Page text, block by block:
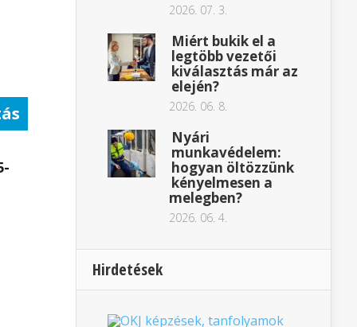
2026. 07. 3.
Miért bukik el a
legtöbb vezetői
kiválasztás már az
elején?
2026. 06. 8.
Nyári
munkavédelem:
hogyan öltözzünk
kényelmesen a
melegben?
2026. 06. 4.
Hirdetések